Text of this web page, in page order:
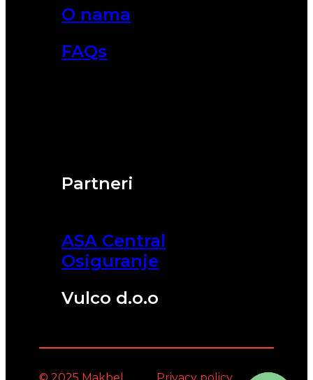
Partneri
ASA Central
Osiguranje
Vulco d.o.o
O nama
FAQs